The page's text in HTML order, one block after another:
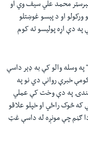
بېرسټر محمد علي سیف وي او
او د پېسو غوښتلو
دې اړه پوليسو ته کوم
وسله والو کې به ډېر داسې
خبرې روانې دي نو په
په دې وخت کې عملي
څوک راځي او خپلو علاقو
ګڼم چې مونږه له داسې غټ